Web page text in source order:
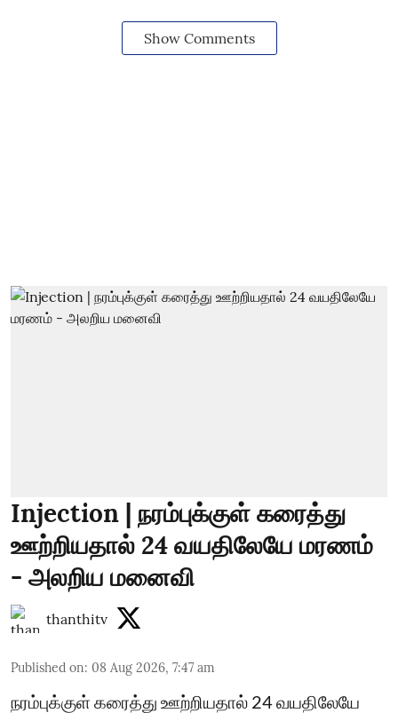
Show Comments
Injection | நரம்புக்குள் கரைத்து
ஊற்றியதால் 24 வயதிலேயே மரணம்
- அலறிய மனைவி
thanthitv
Published on: 08 Aug 2026, 7:47 am
நரம்புக்குள் கரைத்து ஊற்றியதால் 24 வயதிலேயே